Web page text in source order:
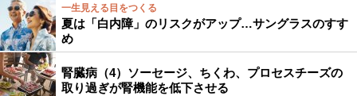
一生見える目をつくる
夏は「白内障」のリスクがアップ…サングラスのすす
め
腎臓病（4）ソーセージ、ちくわ、プロセスチーズの
取り過ぎが腎機能を低下させる